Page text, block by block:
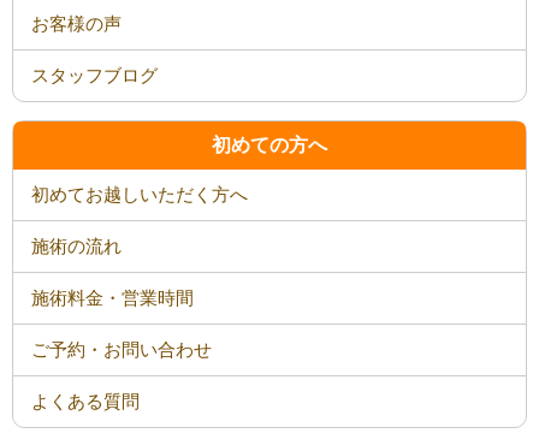
お客様の声
スタッフブログ
初めての方へ
初めてお越しいただく方へ
施術の流れ
施術料金・営業時間
ご予約・お問い合わせ
よくある質問